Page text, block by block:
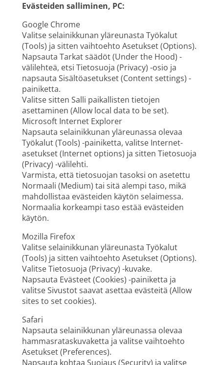
Evästeiden salliminen, PC:
Google Chrome
Valitse selainikkunan yläreunasta Työkalut
(Tools) ja sitten vaihtoehto Asetukset (Options).
Napsauta Tarkat säädöt (Under the Hood) -
välilehteä, etsi Tietosuoja (Privacy) -osio ja
napsauta Sisältöasetukset (Content settings) -
painiketta.
Valitse sitten Salli paikallisten tietojen
asettaminen (Allow local data to be set).
Microsoft Internet Explorer
Napsauta selainikkunan yläreunassa olevaa
Työkalut (Tools) -painiketta, valitse Internet-
asetukset (Internet options) ja sitten Tietosuoja
(Privacy) -välilehti.
Varmista, että tietosuojan tasoksi on asetettu
Normaali (Medium) tai sitä alempi taso, mikä
mahdollistaa evästeiden käytön selaimessa.
Normaalia korkeampi taso estää evästeiden
käytön.
Mozilla Firefox
Valitse selainikkunan yläreunasta Työkalut
(Tools) ja sitten vaihtoehto Asetukset (Options).
Valitse Tietosuoja (Privacy) -kuvake.
Napsauta Evästeet (Cookies) -painiketta ja
valitse Sivustot saavat asettaa evästeitä (Allow
sites to set cookies).
Safari
Napsauta selainikkunan yläreunassa olevaa
hammasrataskuvaketta ja valitse vaihtoehto
Asetukset (Preferences).
Napsauta kohtaa Suojaus (Security) ja valitse